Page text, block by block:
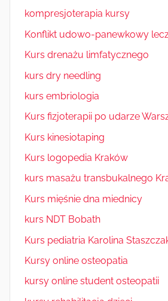
kompresjoterapia kursy
Konflikt udowo-panewkowy
Kurs drenażu limfatycznego
kurs dry needling
kurs embriologia
Kurs fizjoterapii po udarze
Kurs kinesiotaping
Kurs logopedia Kraków
kurs masażu transbukalnego
Kurs mięśnie dna miednicy
kurs NDT Bobath
Kurs pediatria Karolina
Kursy online osteopatia
kursy online student osteopatii